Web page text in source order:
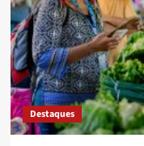
Destaques